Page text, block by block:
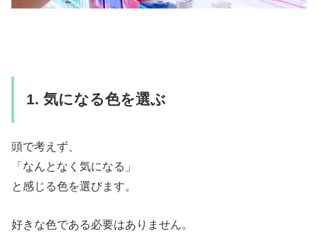
1. 気になる色を選ぶ
頭で考えず、
「なんとなく気になる」
と感じる色を選びます。
好きな色である必要はありません。